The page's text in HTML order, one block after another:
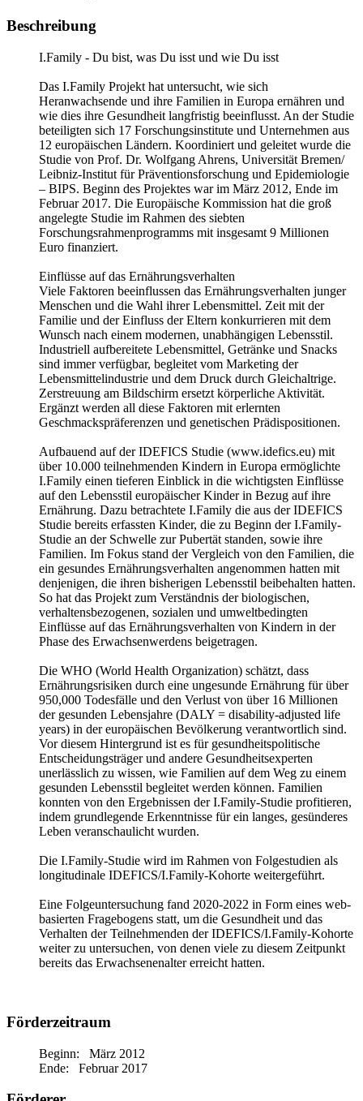
Beschreibung
I.Family - Du bist, was Du isst und wie Du isst
Das I.Family Projekt hat untersucht, wie sich
Heranwachsende und ihre Familien in Europa ernähren und
wie dies ihre Gesundheit langfristig beeinflusst. An der Studie
beteiligten sich 17 Forschungsinstitute und Unternehmen aus
12 europäischen Ländern. Koordiniert und geleitet wurde die
Studie von Prof. Dr. Wolfgang Ahrens, Universität Bremen/
Leibniz-Institut für Präventionsforschung und Epidemiologie
– BIPS. Beginn des Projektes war im März 2012, Ende im
Februar 2017. Die Europäische Kommission hat die groß
angelegte Studie im Rahmen des siebten
Forschungsrahmenprogramms mit insgesamt 9 Millionen
Euro finanziert.
Einflüsse auf das Ernährungsverhalten
Viele Faktoren beeinflussen das Ernährungsverhalten junger
Menschen und die Wahl ihrer Lebensmittel. Zeit mit der
Familie und der Einfluss der Eltern konkurrieren mit dem
Wunsch nach einem modernen, unabhängigen Lebensstil.
Industriell aufbereitete Lebensmittel, Getränke und Snacks
sind immer verfügbar, begleitet vom Marketing der
Lebensmittelindustrie und dem Druck durch Gleichaltrige.
Zerstreuung am Bildschirm ersetzt körperliche Aktivität.
Ergänzt werden all diese Faktoren mit erlernten
Geschmackspräferenzen und genetischen Prädispositionen.
Aufbauend auf der IDEFICS Studie (www.idefics.eu) mit
über 10.000 teilnehmenden Kindern in Europa ermöglichte
I.Family einen tieferen Einblick in die wichtigsten Einflüsse
auf den Lebensstil europäischer Kinder in Bezug auf ihre
Ernährung. Dazu betrachtete I.Family die aus der IDEFICS
Studie bereits erfassten Kinder, die zu Beginn der I.Family-
Studie an der Schwelle zur Pubertät standen, sowie ihre
Familien. Im Fokus stand der Vergleich von den Familien, die
ein gesundes Ernährungsverhalten angenommen hatten mit
denjenigen, die ihren bisherigen Lebensstil beibehalten hatten.
So hat das Projekt zum Verständnis der biologischen,
verhaltensbezogenen, sozialen und umweltbedingten
Einflüsse auf das Ernährungsverhalten von Kindern in der
Phase des Erwachsenwerdens beigetragen.
Die WHO (World Health Organization) schätzt, dass
Ernährungsrisiken durch eine ungesunde Ernährung für über
950,000 Todesfälle und den Verlust von über 16 Millionen
der gesunden Lebensjahre (DALY = disability-adjusted life
years) in der europäischen Bevölkerung verantwortlich sind.
Vor diesem Hintergrund ist es für gesundheitspolitische
Entscheidungsträger und andere Gesundheitsexperten
unerlässlich zu wissen, wie Familien auf dem Weg zu einem
gesunden Lebensstil begleitet werden können. Familien
konnten von den Ergebnissen der I.Family-Studie profitieren,
indem grundlegende Erkenntnisse für ein langes, gesünderes
Leben veranschaulicht wurden.
Die I.Family-Studie wird im Rahmen von Folgestudien als
longitudinale IDEFICS/I.Family-Kohorte weitergeführt.
Eine Folgeuntersuchung fand 2020-2022 in Form eines web-
basierten Fragebogens statt, um die Gesundheit und das
Verhalten der Teilnehmenden der IDEFICS/I.Family-Kohorte
weiter zu untersuchen, von denen viele zu diesem Zeitpunkt
bereits das Erwachsenenalter erreicht hatten.
Förderzeitraum
Beginn: März 2012
Ende: Februar 2017